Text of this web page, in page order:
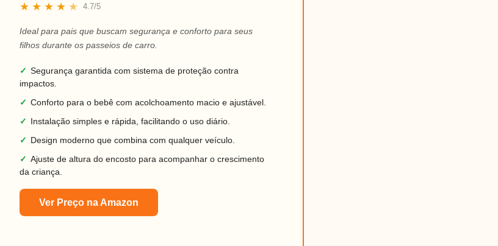
★ ★ ★ ★ ★ 4.7/5
Ideal para pais que buscam segurança e conforto para seus
filhos durante os passeios de carro.
✓ Segurança garantida com sistema de proteção contra
impactos.
✓ Conforto para o bebê com acolchoamento macio e ajustável.
✓ Instalação simples e rápida, facilitando o uso diário.
✓ Design moderno que combina com qualquer veículo.
✓ Ajuste de altura do encosto para acompanhar o crescimento
da criança.
Ver Preço na Amazon